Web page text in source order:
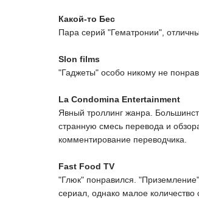
Какой-то Бес
Пара серий "Гематронии",
Slon films
"Гаджеты" особо никому не
La Condomina Entertainment
Явный троллинг жанра.
странную смесь перевода и
комментирование переводчика.
Fast Food TV
"Глюк" понравился.
сериал, однако малое